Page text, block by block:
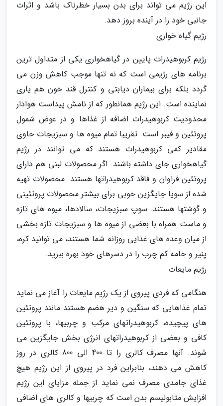
این رژیم می تواند برای بدن بسیار خطرناک باشد و اثرات
جانبی خود را در آینده بروز دهد.
رژیم گیاه خواری
رژیم کربوهیدرات پایین در گیاهخواری یکی از متداول ترین
برنامه های رژیمی است که نه تنها موجب کاهش وزن می
گردد بلکه برای بیماران دیابتی و کنترل قند خون هم یاری
نماینده است. این رژیم همانطور که از نامش پیداست هوادار
محدودیت کربوهیدرات اضافه از غذاها و در عوض شمول
پروتئین و فیبر است. تقریبا تمام میوه ها و سبزیجات حاوی
مقادیر کمی کربوهیدرات هستند که می توانند در رژیم
گیاهخواری جای داشته باشند. اگر محصولات لبنی هم دارای
پروتئین فراوان و فاقد کربوهیدراتها هستند. محصولات تهیه
شده از سویا جایگزین خوبی برای بیشتر محصولات پروتئینی
و گوشتها هستند. سوپ سبزیجات، سالادها، میوه های تازه
و ماست همراه با بعضی از میوه ها و سبزیجات تازه بخشی
از میان وعده های غذایی روزانه شما هستند، می توانید کره،
پنیر و خامه کم چرب را در دسرهای خود بهره ببرید.
رژیم مایعات
هنگامی که فردی پیروی از یک رژیم مایعات را آغاز می نماید
تمام غذاهایی که سنگین و دیر هضم هستند مانند پروتئین
های پیچیده، کربوهیدراتهای مرکب و چربیها، با پروتئین
کافی و بعضی از کربوهیدراتهای انرژی بخش جایگزین می
شوند. آنها مصرف کالری را تا 400 الی 800 کالری در روز
کاهش می دهند، بنابراین فرد در پیروی از این رژیم هیچ
غذای جامدی مصرف نمی نماید از جمله مزایای این رژیم
افزایش متابولیسم بدن است که چربیها و کالری های اضافی